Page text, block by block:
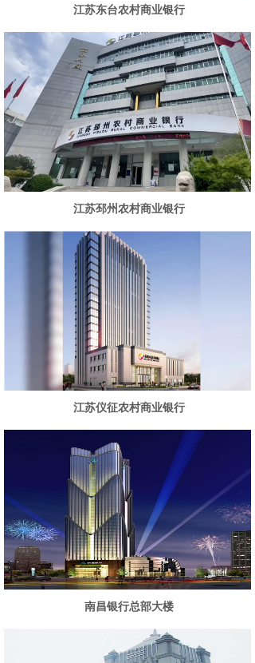
江苏东台农村商业银行
江苏邳州农村商业银行
江苏仪征农村商业银行
南昌银行总部大楼